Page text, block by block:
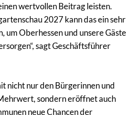
wertvollen Beitrag leisten.
2027 kann das ein sehr
um Oberhessen und unsere Gäste
sagt Geschäftsführer
nicht nur den Bürgerinnen und
sondern eröffnet auch
neue Chancen der